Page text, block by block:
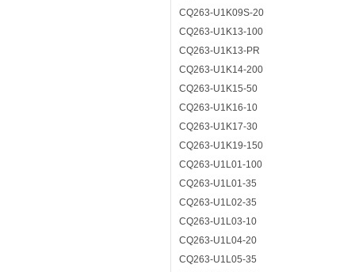
CQ263-U1K09S-20
CQ263-U1K13-100
CQ263-U1K13-PR
CQ263-U1K14-200
CQ263-U1K15-50
CQ263-U1K16-10
CQ263-U1K17-30
CQ263-U1K19-150
CQ263-U1L01-100
CQ263-U1L01-35
CQ263-U1L02-35
CQ263-U1L03-10
CQ263-U1L04-20
CQ263-U1L05-35